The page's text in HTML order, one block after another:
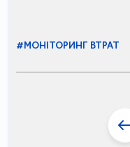
#МОНІТОРИНГ ВТРАТ